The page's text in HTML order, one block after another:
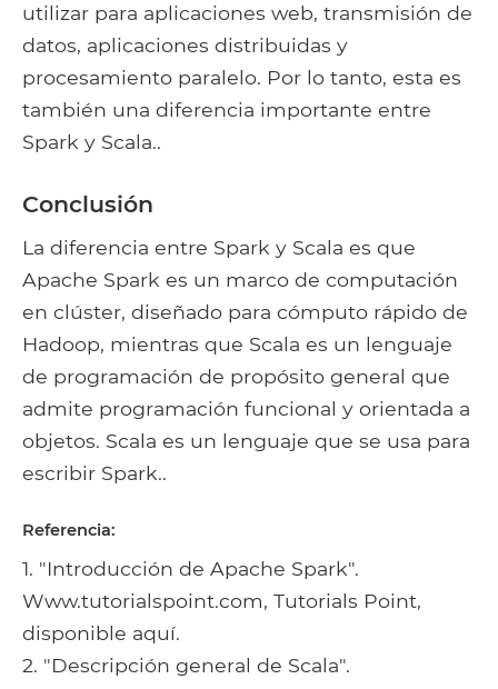
utilizar para aplicaciones web, transmisión de
datos, aplicaciones distribuidas y
procesamiento paralelo. Por lo tanto, esta es
también una diferencia importante entre
Spark y Scala..
Conclusión
La diferencia entre Spark y Scala es que
Apache Spark es un marco de computación
en clúster, diseñado para cómputo rápido de
Hadoop, mientras que Scala es un lenguaje
de programación de propósito general que
admite programación funcional y orientada a
objetos. Scala es un lenguaje que se usa para
escribir Spark..
Referencia:
1. "Introducción de Apache Spark".
Www.tutorialspoint.com, Tutorials Point,
disponible aquí.
2. "Descripción general de Scala".